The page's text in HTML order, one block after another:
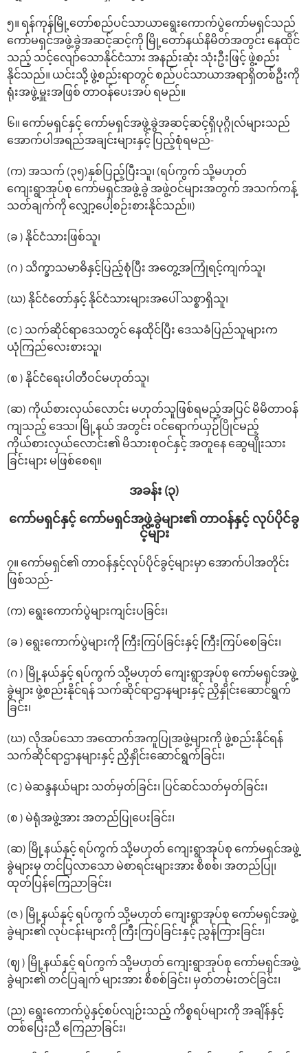
၅။ ရန်ကုန်မြို့တော်‌စည်ပင်သာယာရွေးကောက်ပွဲကော်မရှင်သည်
ကော်မရှင်အဖွဲ့ခွဲအဆင့်ဆင့်ကို မြို့‌တော်နယ်နိမိတ်အတွင်း နေထိုင်
သည့် သင့်‌လျော်‌သောနိုင်ငံသား အနည်းဆုံး သုံးဦးဖြင့် ဖွဲ့စည်း
နိုင်သည်။ ယင်းသို့ ဖွဲ့စည်းရာတွင် စည်ပင်သာယာအရာရှိတစ်ဦးကို
ရုံးအဖွဲ့မှူးအဖြစ် တာဝန်‌ပေးအပ် ရမည်။
၆။ ကော်မရှင်နှင့် ကော်မရှင်အဖွဲ့ခွဲအဆင့်ဆင့်ရှိပုဂ္ဂိုလ်များသည်
အောက်ပါအရည်အချင်းများနှင့် ပြည့်စုံရမည်-
(က) အသက် (၃၅)နှစ်ပြည့်ပြီးသူ၊ (ရပ်ကွက် သို့မဟုတ်
ကျေးရွာအုပ်စု ကော်မရှင်အဖွဲ့ခွဲ အဖွဲ့ဝင်များအတွက် အသက်ကန့်
သတ်ချက်ကို လျှော့ပေါ့စဉ်းစားနိုင်သည်။)
(ခ ) နိုင်ငံသားဖြစ်သူ၊
(ဂ ) သိက္ခာသမာဓိနှင့်ပြည့်စုံပြီး အတွေ့အကြုံရင့်ကျက်သူ၊
(ဃ) နိုင်ငံတော်နှင့် နိုင်ငံသားများအပေါ် သစ္စာရှိသူ၊
(င ) သက်ဆိုင်ရာဒေသတွင် နေထိုင်ပြီး ဒေသခံပြည်သူများက
ယုံကြည်လေးစားသူ၊
(စ ) နိုင်ငံရေးပါတီဝင်မဟုတ်သူ၊
(ဆ) ကိုယ်စားလှယ်လောင်း မဟုတ်သူဖြစ်ရမည့်အပြင် မိမိတာဝန်
ကျသည့် ဒေသ၊ မြို့နယ် အတွင်း ဝင်ရောက်ယှဉ်ပြိုင်မည့်
ကိုယ်စားလှယ်လောင်း၏ မိသားစုဝင်နှင့် အတူနေ ဆွေမျိုးသား
ခြင်းများ မဖြစ်စေရ။
အခန်း (၃)
ကော်မရှင်နှင့် ‌ကော်မရှင်အဖွဲ့ခွဲများ၏ တာဝန်နှင့် လုပ်ပိုင်ခွ
င့်များ
၇။ ‌ကော်မရှင်၏ တာဝန်နှင့်လုပ်ပိုင်ခွင့်များမှာ ‌အောက်ပါအတိုင်း
ဖြစ်သည်-
(က) ‌ရွေး‌ကောက်ပွဲများကျင်းပခြင်း၊
(ခ ) ‌ရွေး‌ကောက်ပွဲများကို ကြီးကြပ်ခြင်းနှင့် ကြီးကြပ်‌စေခြင်း၊
(ဂ ) မြို့နယ်နှင့် ရပ်ကွက် သို့မဟုတ် ကျေးရွာအုပ်စု ကော်မရှင်အဖွဲ့
ခွဲများ ဖွဲ့စည်းနိုင်ရန် သက်ဆိုင်ရာဌာနများနှင့် ညှိနှိုင်း‌ဆောင်ရွက်
ခြင်း၊
(ဃ) လိုအပ်သော အထောက်အကူပြုအဖွဲ့များကို ဖွဲ့စည်းနိုင်ရန်
သက်ဆိုင်ရာဌာနများနှင့် ညှိနှိုင်း‌ဆောင်ရွက်ခြင်း၊
(င ) မဲဆန္ဒနယ်များ သတ်မှတ်ခြင်း၊ ပြင်ဆင်သတ်မှတ်ခြင်း၊
(စ ) မဲရုံအဖွဲ့အား အတည်ပြု‌ပေးခြင်း၊
(ဆ) မြို့နယ်နှင့် ရပ်ကွက် သို့မဟုတ် ကျေးရွာအုပ်စု ကော်မရှင်အဖွဲ့
ခွဲများမှ တင်ပြလာသော မဲစာရင်းများအား စိစစ်၊ အတည်ပြု၊
ထုတ်ပြန်‌ကြေညာခြင်း၊
(ဇ ) မြို့နယ်နှင့် ရပ်ကွက် သို့မဟုတ် ကျေးရွာအုပ်စု ကော်မရှင်အဖွဲ့
ခွဲများ၏ လုပ်ငန်းများကို ကြီးကြပ်ခြင်းနှင့် ညွှန်ကြားခြင်း၊
(ဈ ) မြို့နယ်နှင့် ရပ်ကွက် သို့မဟုတ် ကျေးရွာအုပ်စု ကော်မရှင်အဖွဲ့
ခွဲများ၏ တင်ပြချက် များအား စိစစ်ခြင်း၊ မှတ်တမ်းတင်ခြင်း၊
(ည) ‌ရွေး‌ကောက်ပွဲနှင့်စပ်လျဉ်းသည့် ကိစ္စရပ်များကို အချိန်နှင့်
တစ်‌ပြေးညီ ‌ကြေညာခြင်း၊